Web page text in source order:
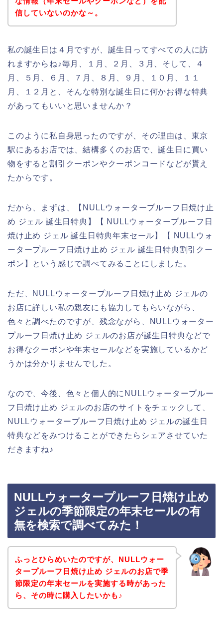
信していないのかな～。
私の誕生日は４月ですが、誕生日ってすべての人に訪
れますからね♪毎月、１月、２月、３月、そして、４
月、５月、６月、７月、８月、９月、１０月、１１
月、１２月と、そんな特別な誕生日に何かお得な特典
があってもいいと思いませんか？
このように私自身思ったのですが、その理由は、東京
駅にあるお店では、結構多くのお店で、誕生日に買い
物をすると割引クーポンやクーポンコードなどが貰え
たからです。
だから、まずは、【NULLウォータープルーフ日焼け止
め ジェル 誕生日特典】【 NULLウォータープルーフ日
焼け止め ジェル 誕生日特典年末セール】【 NULLウォ
ータープルーフ日焼け止め ジェル 誕生日特典割引クー
ポン】という感じで調べてみることにしました。
ただ、NULLウォータープルーフ日焼け止め ジェルの
お店に詳しい私の親友にも協力してもらいながら、
色々と調べたのですが、残念ながら、NULLウォーター
プルーフ日焼け止め ジェルのお店が誕生日特典などで
お得なクーポンや年末セールなどを実施しているかど
うかは分かりませんでした。
なので、今後、色々と個人的にNULLウォータープルー
フ日焼け止め ジェルのお店のサイトをチェックして、
NULLウォータープルーフ日焼け止め ジェルの誕生日
特典などをみつけることができたらシェアさせていた
だきますね♪
NULLウォータープルーフ日焼け止め
ジェルの季節限定の年末セールの有
無を検索で調べてみた！
ふっとひらめいたのですが、NULLウォー
タープルーフ日焼け止め ジェルのお店で季
節限定の年末セールを実施する時があった
ら、その時に購入したいかも♪